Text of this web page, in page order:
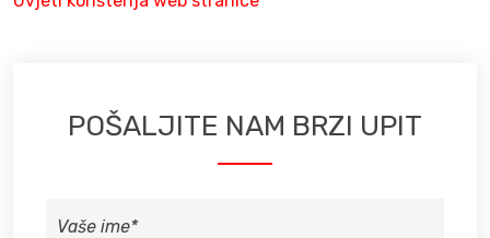
POŠALJITE NAM BRZI UPIT
IME